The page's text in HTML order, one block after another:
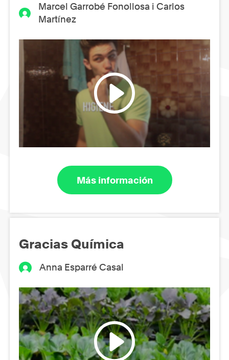
Marcel Garrobé Fonollosa i Carlos
Martínez
Más información
Gracias Química
Anna Esparré Casal